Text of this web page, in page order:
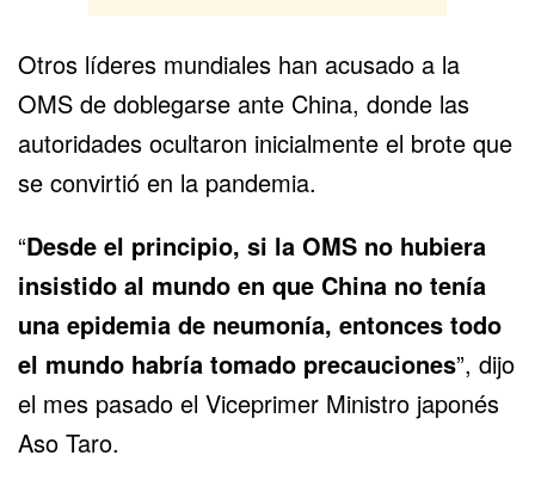
Otros líderes mundiales han acusado a la
OMS de doblegarse ante China, donde las
autoridades ocultaron inicialmente el brote que
se convirtió en la pandemia.
“Desde el principio, si la OMS no hubiera
insistido al mundo en que China no tenía
una epidemia de neumonía, entonces todo
el mundo habría tomado precauciones”, dijo
el mes pasado el Viceprimer Ministro japonés
Aso Taro.